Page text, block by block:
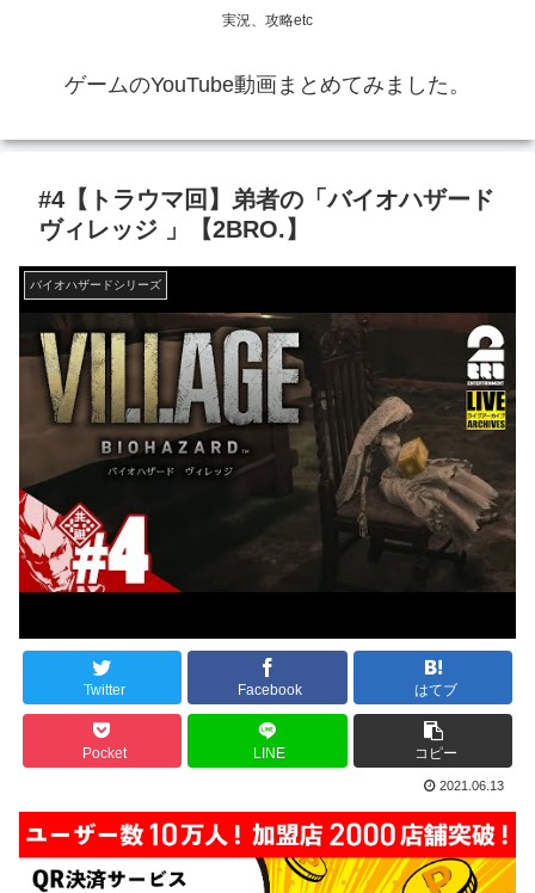
実況、攻略etc
ゲームのYouTube動画まとめてみました。
#4【トラウマ回】弟者の「バイオハザード
ヴィレッジ 」【2BRO.】
バイオハザードシリーズ
Twitter Facebook はてブ
Pocket LINE コピー
2021.06.13